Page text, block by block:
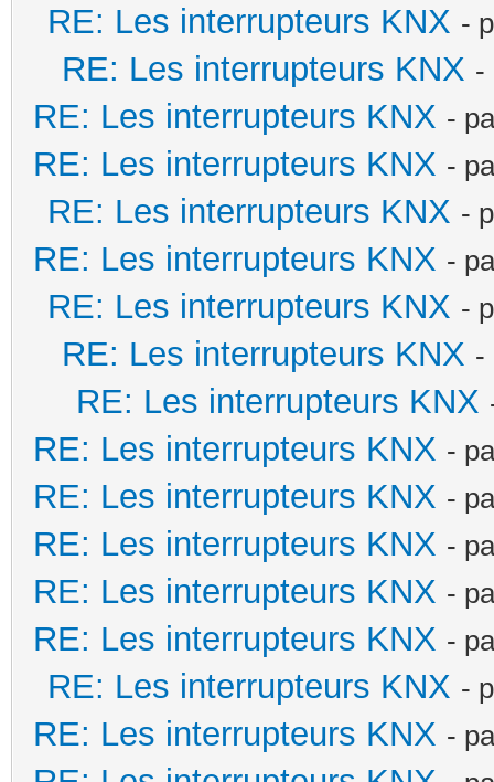
RE: Les interrupteurs KNX -
RE: Les interrupteurs KNX -
RE: Les interrupteurs KNX -
RE: Les interrupteurs KNX -
RE: Les interrupteurs KNX -
RE: Les interrupteurs KNX -
RE: Les interrupteurs KNX -
RE: Les interrupteurs KNX -
RE: Les interrupteurs KNX
RE: Les interrupteurs KNX -
RE: Les interrupteurs KNX -
RE: Les interrupteurs KNX -
RE: Les interrupteurs KNX -
RE: Les interrupteurs KNX -
RE: Les interrupteurs KNX -
RE: Les interrupteurs KNX -